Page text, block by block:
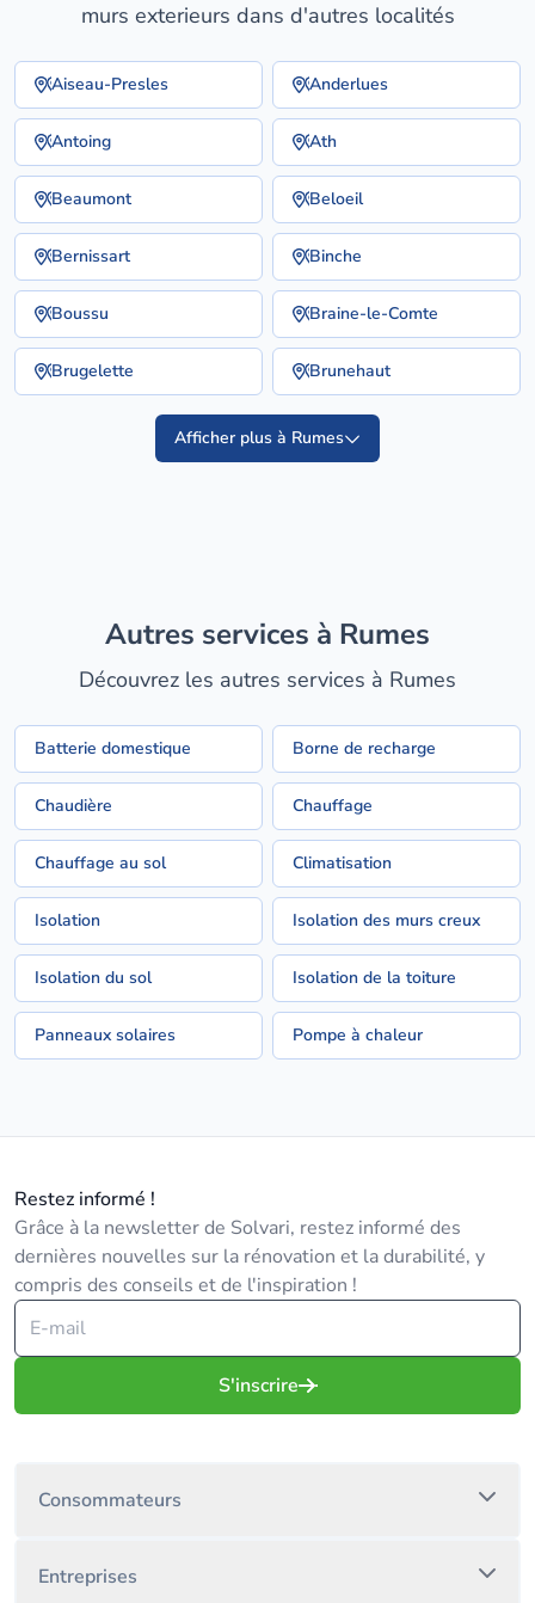
murs exterieurs dans d'autres localités
Aiseau-Presles Anderlues
Antoing Ath
Beaumont Beloeil
Bernissart Binche
Boussu Braine-le-Comte
Brugelette Brunehaut
Afficher plus à Rumes
Autres services à Rumes
Découvrez les autres services à Rumes
Batterie domestique Borne de recharge
Chaudière Chauffage
Chauffage au sol Climatisation
Isolation Isolation des murs creux
Isolation du sol Isolation de la toiture
Panneaux solaires Pompe à chaleur
Restez informé !
Grâce à la newsletter de Solvari, restez informé des
dernières nouvelles sur la rénovation et la durabilité, y
compris des conseils et de l'inspiration !
S'inscrire
Consommateurs
Entreprises